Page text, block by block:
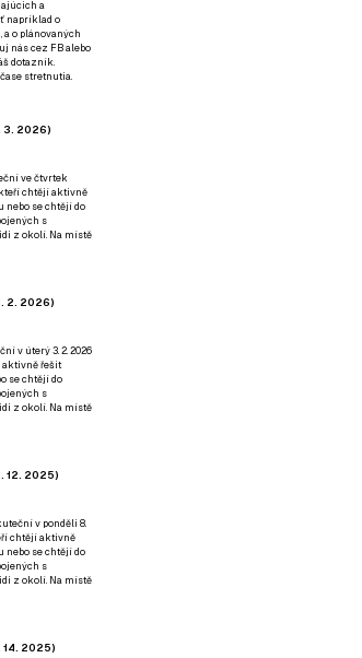
a
napríklad o
o plánovaných
nás cez FBalebo
dotazník.
stretnutia.
3. 2026)
ve čtvrtek
kteří chtějí aktivně
nebo se chtějí do
s
z okolí. Na místě
2. 2026)
v úterý 3. 2. 2026
aktivně řešit
se chtějí do
s
z okolí. Na místě
12. 2025)
v ponděli 8.
chtějí aktivně
nebo se chtějí do
s
z okolí. Na místě
14. 2025)